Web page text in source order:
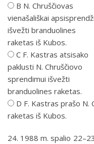
B N. Chruščiovas
vienašališkai
išvežti branduolines
raketas iš Kubos.
C F. Kastras atsisako
paklusti N. Chruščiovo
sprendimui išvežti
branduolines raketas.
D F. Kastras prašo N.
raketas iš Kubos.
24. 1988 m. spalio